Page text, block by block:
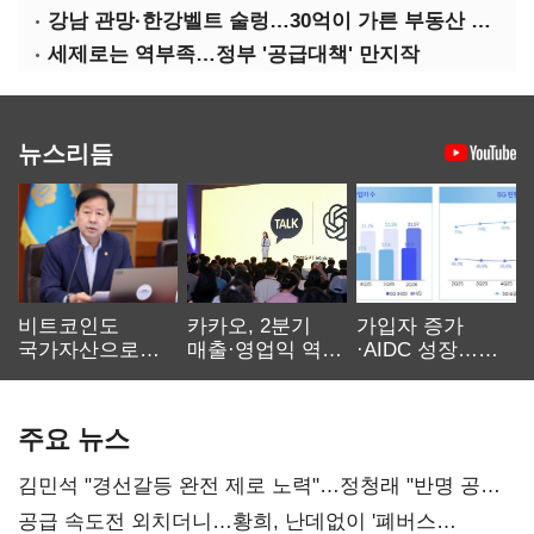
강남 관망·한강벨트 술렁…30억이 가른 부동산 민심
세제로는 역부족…정부 '공급대책' 만지작
뉴스리듬
비트코인도
국가자산으로…'
카카오, 2분기
매출·영업익 역대
가입자 증가
·AIDC 성장…
주요 뉴스
김민석 "경선갈등 완전 제로 노력"…정청래 "반명 공세
사과부터"
공급 속도전 외치더니…황희, 난데없이 '폐버스